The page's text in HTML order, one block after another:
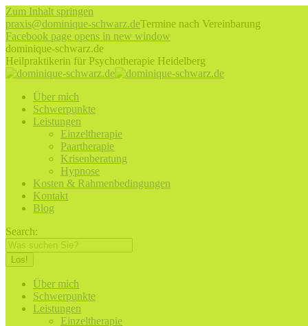
Zum Inhalt springen
praxis@dominique-schwarz.deTermine nach Vereinbarung
Facebook page opens in new window
dominique-schwarz.de
Heilpraktikerin für Psychotherapie Heidelberg
Über mich
Schwerpunkte
Leistungen
Einzeltherapie
Paartherapie
Krisenberatung
Hypnose
Kosten & Rahmenbedingungen
Kontakt
Blog
Search:
Über mich
Schwerpunkte
Leistungen
Einzeltherapie